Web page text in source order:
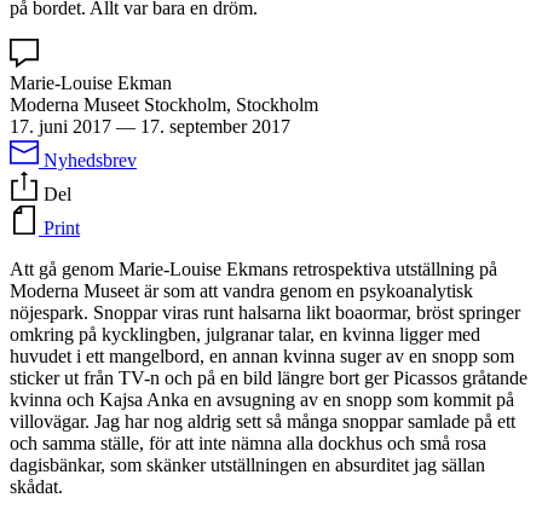
på bordet. Allt var bara en dröm.
Marie-Louise Ekman
Moderna Museet Stockholm, Stockholm
17. juni 2017 — 17. september 2017
Nyhedsbrev
Del
Print
Att gå genom Marie-Louise Ekmans retrospektiva utställning på
Moderna Museet är som att vandra genom en psykoanalytisk
nöjespark. Snoppar viras runt halsarna likt boaormar, bröst springer
omkring på kycklingben, julgranar talar, en kvinna ligger med
huvudet i ett mangelbord, en annan kvinna suger av en snopp som
sticker ut från TV-n och på en bild längre bort ger Picassos gråtande
kvinna och Kajsa Anka en avsugning av en snopp som kommit på
villovägar. Jag har nog aldrig sett så många snoppar samlade på ett
och samma ställe, för att inte nämna alla dockhus och små rosa
dagisbänkar, som skänker utställningen en absurditet jag sällan
skådat.